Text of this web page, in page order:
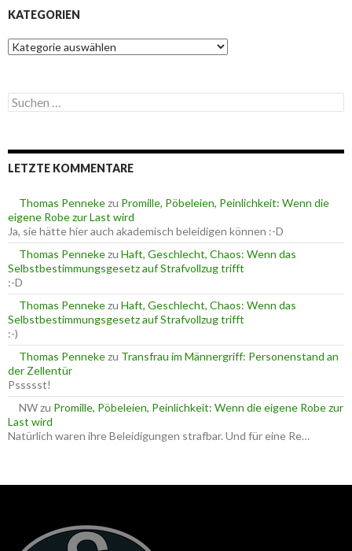
KATEGORIEN
K
a
g
o
n
S
u
e
n
c
h
:
LETZTE KOMMENTARE
Thomas Pennekezu Promille, Pöbeleien, Peinlichkeit: Wenn die
eigene Robe zur Last wird
Ja, sie hätte hier auch akademisch beleidigen können :-D
Thomas Pennekezu Haft, Geschlecht, Chaos: Wenn das
Selbstbestimmungsgesetz auf Strafvollzug trifft
:-D
Thomas Pennekezu Haft, Geschlecht, Chaos: Wenn das
Selbstbestimmungsgesetz auf Strafvollzug trifft
:-)
Thomas Pennekezu Transfrau im Männergriff: Personenstand an
der Zellentür
Pssssst!
NWzu Promille, Pöbeleien, Peinlichkeit: Wenn die eigene Robe zur
Last wird
Natürlich waren ihre Beleidigungen strafbar. Und für eine Re…